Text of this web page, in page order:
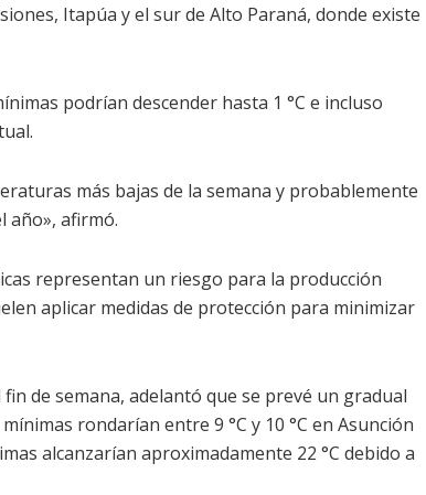
Itapúa y el sur de Alto Paraná, donde existe
podrían descender hasta 1 °C e incluso
más bajas de la semana y probablemente
año», afirmó.
representan un riesgo para la producción
aplicar medidas de protección para minimizar
de semana, adelantó que se prevé un gradual
rondarían entre 9 °C y 10 °C en Asunción
alcanzarían aproximadamente 22 °C debido a